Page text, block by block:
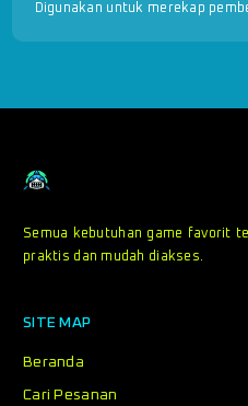
Digunakan untuk merekap
Semua kebutuhan game favorit
praktis dan mudah diakses.
SITE MAP
Beranda
Cari Pesanan